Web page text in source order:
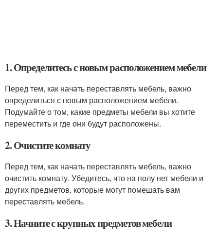
1. Определитесь с новым расположением мебели
Перед тем, как начать переставлять мебель, важно
определиться с новым расположением мебели.
Подумайте о том, какие предметы мебели вы хотите
переместить и где они будут расположены.
2. Очистите комнату
Перед тем, как начать переставлять мебель, важно
очистить комнату. Убедитесь, что на полу нет мебели и
других предметов, которые могут помешать вам
переставлять мебель.
3. Начните с крупных предметов мебели